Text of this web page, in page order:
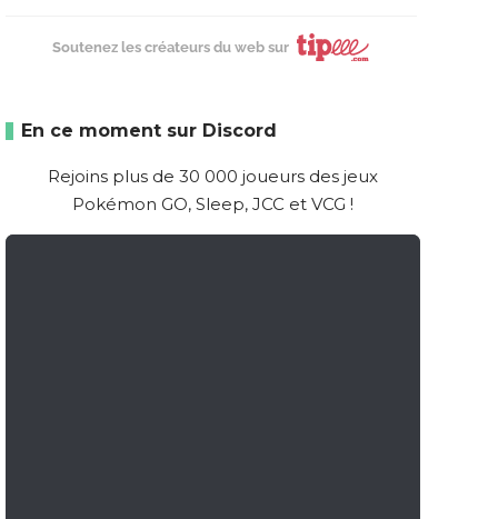
Soutenez les créateurs du web sur
En ce moment sur Discord
Rejoins plus de 30 000 joueurs des jeux
Pokémon GO, Sleep, JCC et VCG !